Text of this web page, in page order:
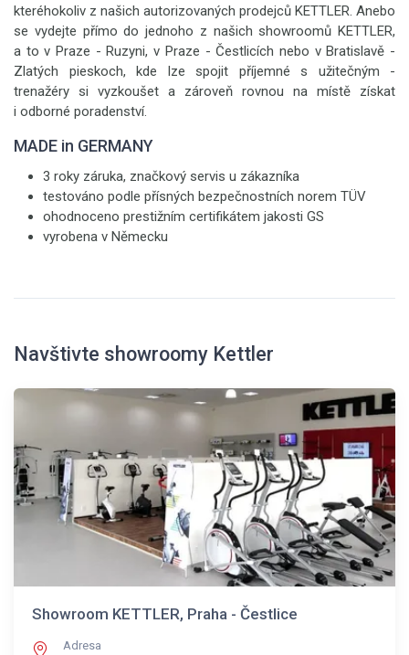
kteréhokoliv z našich autorizovaných prodejců KETTLER. Anebo
se vydejte přímo do jednoho z našich showroomů KETTLER,
a to v Praze - Ruzyni, v Praze - Čestlicích nebo v Bratislavě -
Zlatých pieskoch, kde lze spojit příjemné s užitečným -
trenažéry si vyzkoušet a zároveň rovnou na místě získat
i odborné poradenství.
MADE in GERMANY
3 roky záruka, značkový servis u zákazníka
testováno podle přísných bezpečnostních norem TÜV
ohodnoceno prestižním certifikátem jakosti GS
vyrobena v Německu
Navštivte showroomy Kettler
Showroom KETTLER, Praha - Čestlice
Adresa